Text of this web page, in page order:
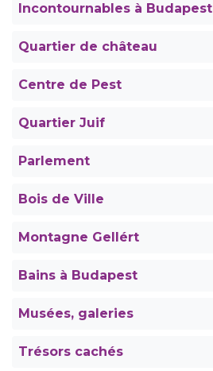
Incontournables à Budapest
Quartier de château
Centre de Pest
Quartier Juif
Parlement
Bois de Ville
Montagne Gellért
Bains à Budapest
Musées, galeries
Trésors cachés